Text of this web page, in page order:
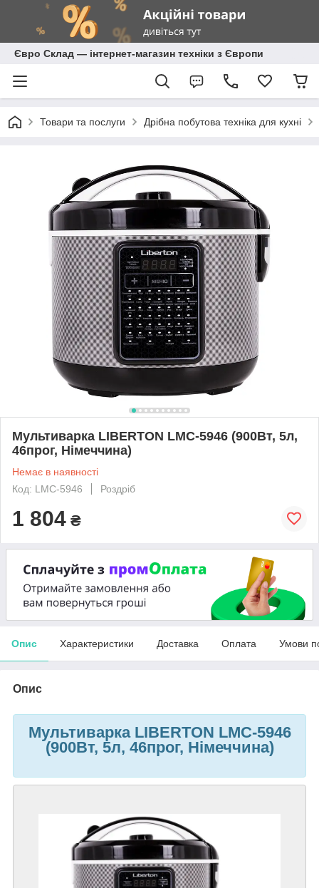
Євро Склад — інтернет-магазин техніки з Європи
Товари та послуги Дрібна побутова техніка для кухні
Мультиварка LIBERTON LMC-5946 (900Вт, 5л,
46прог, Німеччина)
Немає в наявності
Код: LMC-5946
Роздріб
1 804 ₴
Опис Характеристики Доставка Оплата Умови
Опис
Мультиварка LIBERTON LMC-5946
(900Вт, 5л, 46прог, Німеччина)